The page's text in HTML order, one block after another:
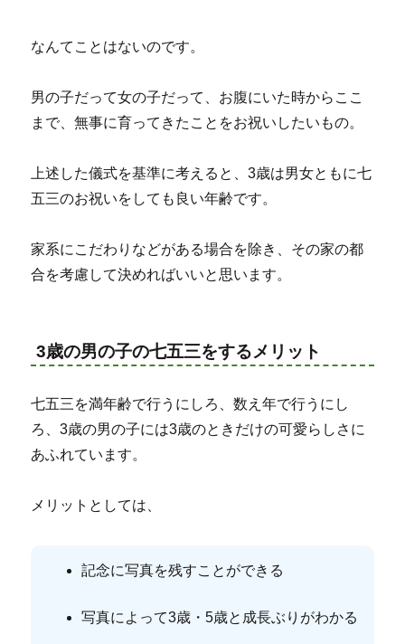
なんてことはないのです。
男の子だって女の子だって、お腹にいた時からここ
まで、無事に育ってきたことをお祝いしたいもの。
上述した儀式を基準に考えると、3歳は男女ともに七
五三のお祝いをしても良い年齢です。
家系にこだわりなどがある場合を除き、その家の都
合を考慮して決めればいいと思います。
3歳の男の子の七五三をするメリット
七五三を満年齢で行うにしろ、数え年で行うにし
ろ、3歳の男の子には3歳のときだけの可愛らしさに
あふれています。
メリットとしては、
記念に写真を残すことができる
写真によって3歳・5歳と成長ぶりがわかる